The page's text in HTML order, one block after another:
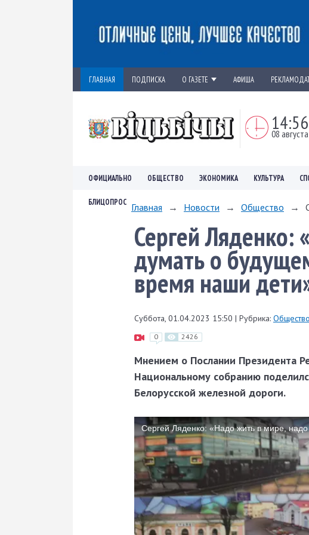
ГЛАВНАЯ ПОДПИСКА О ГАЗЕТЕ АФИША
14:56
08 августа
ОФИЦИАЛЬНО ОБЩЕСТВО ЭКОНОМИКА КУЛЬТУРА
БЛИЦОПРОС Главная → Новости → Общество →
Сергей Ляденко:
думать о
время наши
Суббота, 01.04.2023 15:50 | Рубрика: Общество
0 2426
Мнением о Послании Президента
Национальному собранию
Белорусской железной дороги.